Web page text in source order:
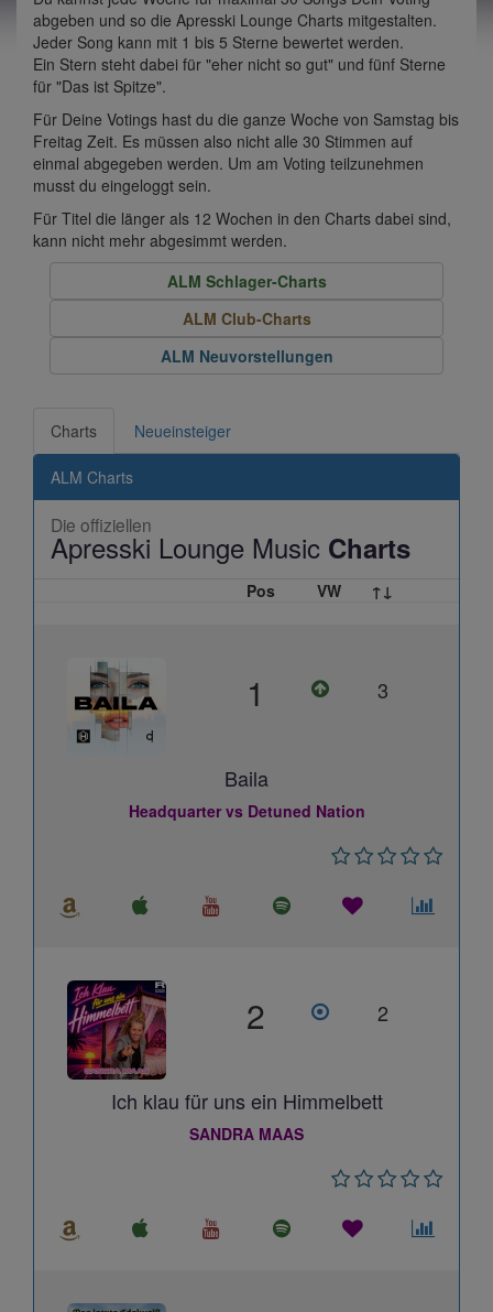
abgeben und so die Apresski Lounge Charts mitgestalten.
Jeder Song kann mit 1 bis 5 Sterne bewertet werden.
Ein Stern steht dabei für "eher nicht so gut" und fünf Sterne
für "Das ist Spitze".
Für Deine Votings hast du die ganze Woche von Samstag bis
Freitag Zeit. Es müssen also nicht alle 30 Stimmen auf
einmal abgegeben werden. Um am Voting teilzunehmen
musst du eingeloggt sein.
Für Titel die länger als 12 Wochen in den Charts dabei sind,
kann nicht mehr abgesimmt werden.
ALM Schlager-Charts
ALM Club-Charts
ALM Neuvorstellungen
Charts Neueinsteiger
ALM Charts
Die offiziellen
Apresski Lounge Music Charts
Pos VW ↑↓
1 3
Baila
Headquarter vs Detuned Nation
2 2
Ich klau für uns ein Himmelbett
SANDRA MAAS